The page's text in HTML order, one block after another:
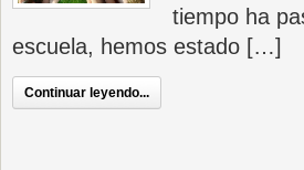
tiempo ha
escuela, hemos estado […]
Continuar leyendo...